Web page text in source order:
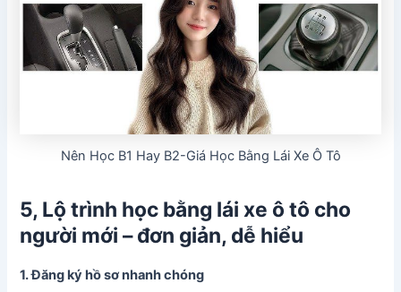
Nên Học B1 Hay B2-Giá Học Bằng Lái Xe Ô Tô
5, Lộ trình học bằng lái xe ô tô cho
người mới – đơn giản, dễ hiểu
1. Đăng ký hồ sơ nhanh chóng